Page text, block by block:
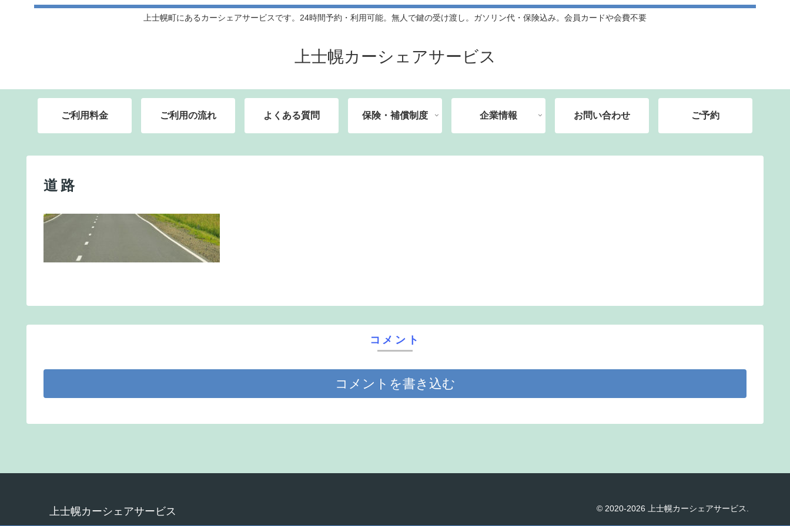
上士幌町にあるカーシェアサービスです。24時間予約・利用可能。無人で鍵の受け渡し。ガソリン代・保険込み。会員カードや会費不要
上士幌カーシェアサービス
ご利用料金 ご利用の流れ よくある質問 保険・補償制度 企業情報 お問い合わせ ご予約
道路
コメント
コメントを書き込む
上士幌カーシェアサービス © 2020-2026 上士幌カーシェアサービス.